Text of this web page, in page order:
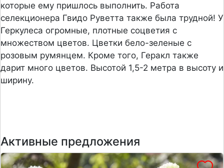
которые ему пришлось выполнить. Работа
селекционера Гвидо Руветта также была трудной! У
Геркулеса огромные, плотные соцветия с
множеством цветов. Цветки бело-зеленые с
розовым румянцем. Кроме того, Геракл также
дарит много цветов. Высотой 1,5-2 метра в высоту и
ширину.
Активные предложения